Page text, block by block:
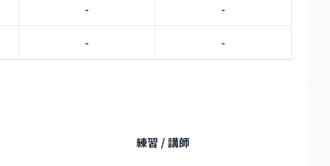
- -
- -
練習 / 講師